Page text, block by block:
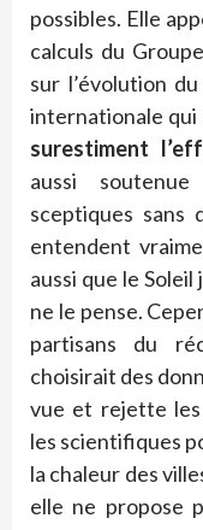
possibles. Elle
calculs du
sur l’évolution
internationale qui
surestiment
aussi
sceptiques sans
entendent
aussi que le
ne le pense.
partisans du
choisirait des
vue et rejette
les scientifiques
la chaleur des
elle ne propose